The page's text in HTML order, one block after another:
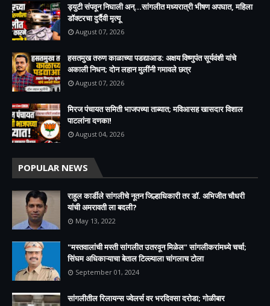
ड्युटी संपवून निघाली अन्...सांगलीत मध्यरात्री भीषण अपघात, महिला
डॉक्टरचा दुर्दैवी मृत्यू
August 07, 2026
हसतमुख तरुण काळाच्या पडद्याआड: अक्षय विष्णुपंत सूर्यवंशी यांचे
अकाली निधन; दोन लहान मुलींनी गमावले छत्र
August 07, 2026
मिरज पंचायत समिती भाजपच्या ताब्यात; मविआसह खासदार विशाल
पाटलांना दणका!
August 04, 2026
POPULAR NEWS
राहुल कार्डीले सांगलीचे नूतन जिल्हाधिकारी तर डॉ. अभिजीत चौधरी
यांची अमरावती ला बदली?
May 13, 2022
"मस्तवालांची मस्ती सांगलीत उतरवून मिळेल" सांगलीकरांमध्ये चर्चा;
सिंघम अधिकाऱ्याचा बेताल टिल्ल्याला चांगलाच टोला
September 01, 2024
सांगलीतील रिलायन्स ज्वेलर्स वर भरदिवसा दरोडा; गोळीबार